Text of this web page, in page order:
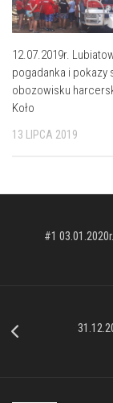
12.07.2019r.
pogadanka i pokazy
obozowisku
Koło
13 LIPCA 2019
#1